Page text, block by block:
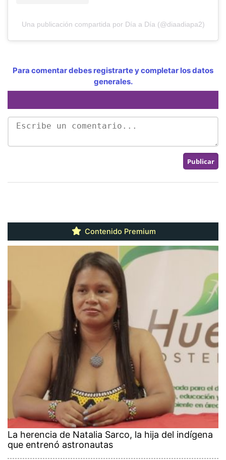
Una publicación compartida por Día a Día (@diaadiapa2)
Para comentar debes registrarte y completar los datos
generales.
Contenido Premium
La herencia de Natalia Sarco, la hija del indígena
que entrenó astronautas